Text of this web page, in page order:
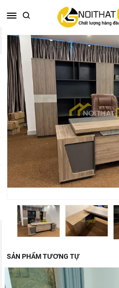
SẢN PHẨM TƯƠNG TỰ